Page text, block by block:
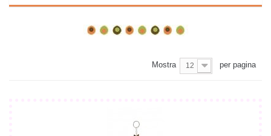
Mostra 12 per pagina